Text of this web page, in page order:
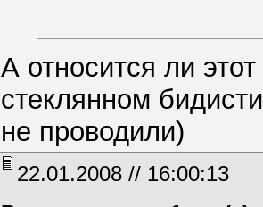
А относится ли
стеклянном
не проводили)
22.01.2008 // 16:00:13